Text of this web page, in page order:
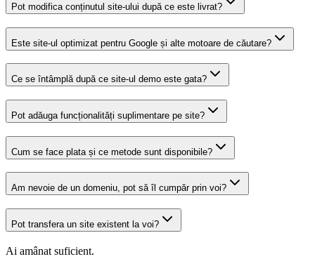
Pot modifica conținutul site-ului după ce este livrat?
Este site-ul optimizat pentru Google și alte motoare de căutare?
Ce se întâmplă după ce site-ul demo este gata?
Pot adăuga funcționalități suplimentare pe site?
Cum se face plata și ce metode sunt disponibile?
Am nevoie de un domeniu, pot să îl cumpăr prin voi?
Pot transfera un site existent la voi?
Ai amânat suficient.